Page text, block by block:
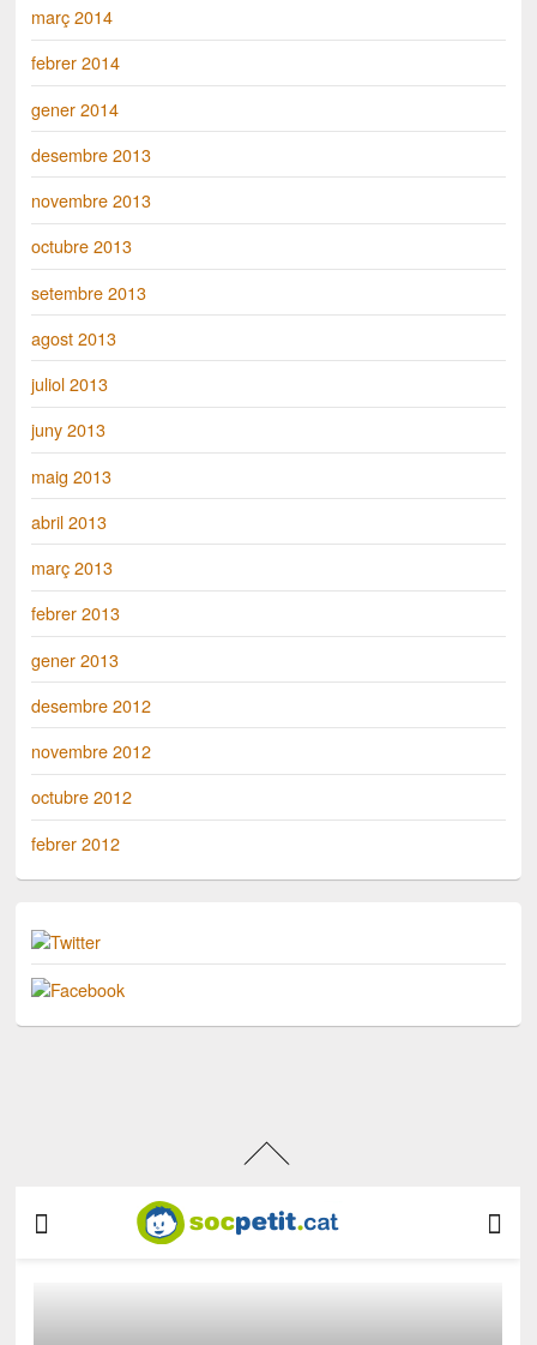
març 2014
febrer 2014
gener 2014
desembre 2013
novembre 2013
octubre 2013
setembre 2013
agost 2013
juliol 2013
juny 2013
maig 2013
abril 2013
març 2013
febrer 2013
gener 2013
desembre 2012
novembre 2012
octubre 2012
febrer 2012